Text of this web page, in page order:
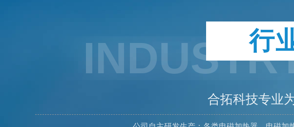
行
合拓科技专业